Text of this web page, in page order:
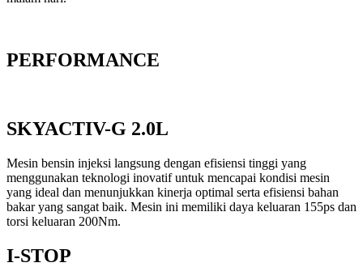
PERFORMANCE
SKYACTIV-G 2.0L
Mesin bensin injeksi langsung dengan efisiensi tinggi yang
menggunakan teknologi inovatif untuk mencapai kondisi mesin
yang ideal dan menunjukkan kinerja optimal serta efisiensi bahan
bakar yang sangat baik. Mesin ini memiliki daya keluaran 155ps dan
torsi keluaran 200Nm.
I-STOP